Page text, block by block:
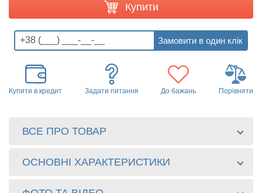
Купити
Купити в кредит Задати питання До бажань Порівняти
ВСЕ ПРО ТОВАР
ОСНОВНІ ХАРАКТЕРИСТИКИ